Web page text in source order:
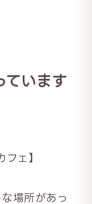
ています
ェ】
場所があっ